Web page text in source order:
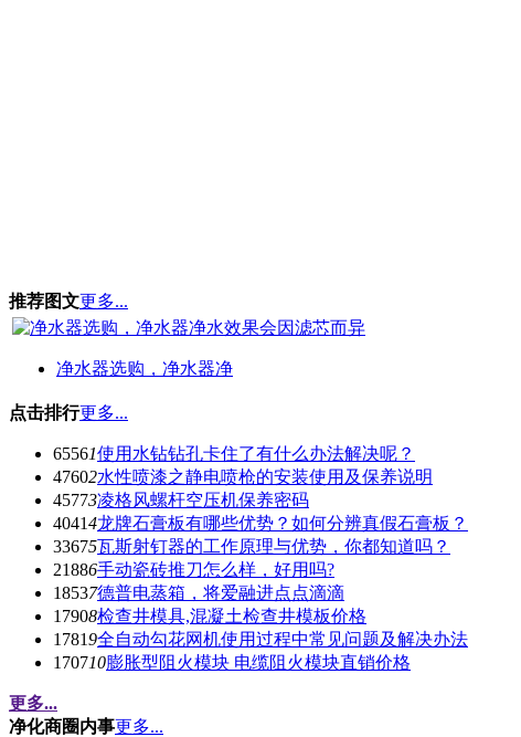
推荐图文更多...
净水器选购，净水器净
点击排行更多...
65561使用水钻钻孔卡住了有什么办法解决呢？
47602水性喷漆之静电喷枪的安装使用及保养说明
45773凌格风螺杆空压机保养密码
40414龙牌石膏板有哪些优势？如何分辨真假石膏板？
33675瓦斯射钉器的工作原理与优势，你都知道吗？
21886手动瓷砖推刀怎么样，好用吗?
18537德普电蒸箱，将爱融进点点滴滴
17908检查井模具,混凝土检查井模板价格
17819全自动勾花网机使用过程中常见问题及解决办法
170710膨胀型阻火模块 电缆阻火模块直销价格
更多...
净化商圈内事更多...